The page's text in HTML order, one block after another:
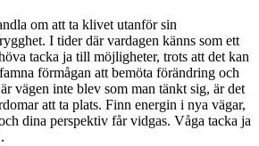
om att ta klivet utanför sin
I tider där vardagen känns som ett
tacka ja till möjligheter, trots att det kan
förmågan att bemöta förändring och
vägen inte blev som man tänkt sig, är det
att ta plats. Finn energin i nya vägar,
dina perspektiv får vidgas. Våga tacka ja